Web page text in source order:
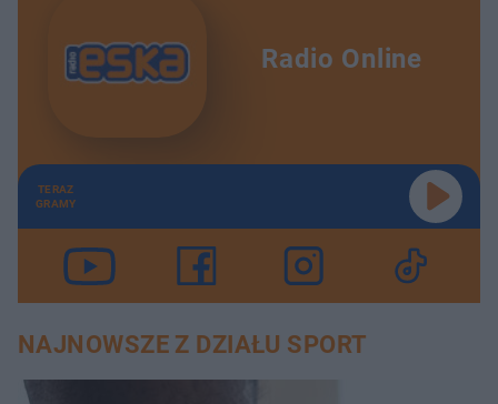
Radio Online
TERAZ
GRAMY
NAJNOWSZE Z DZIAŁU SPORT